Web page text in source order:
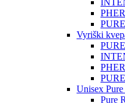
Vyriški
PURE
Unisex
Pure